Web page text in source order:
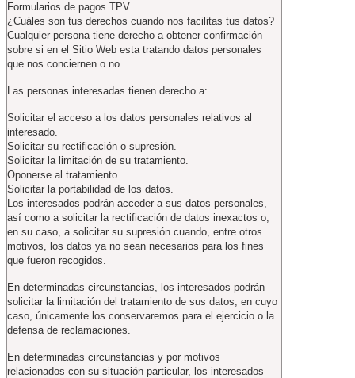
Formularios de pagos TPV.
¿Cuáles son tus derechos cuando nos facilitas tus datos?
Cualquier persona tiene derecho a obtener confirmación
sobre si en el Sitio Web esta tratando datos personales
que nos conciernen o no.
Las personas interesadas tienen derecho a:
Solicitar el acceso a los datos personales relativos al
interesado.
Solicitar su rectificación o supresión.
Solicitar la limitación de su tratamiento.
Oponerse al tratamiento.
Solicitar la portabilidad de los datos.
Los interesados podrán acceder a sus datos personales,
así como a solicitar la rectificación de datos inexactos o,
en su caso, a solicitar su supresión cuando, entre otros
motivos, los datos ya no sean necesarios para los fines
que fueron recogidos.
En determinadas circunstancias, los interesados podrán
solicitar la limitación del tratamiento de sus datos, en cuyo
caso, únicamente los conservaremos para el ejercicio o la
defensa de reclamaciones.
En determinadas circunstancias y por motivos
relacionados con su situación particular, los interesados